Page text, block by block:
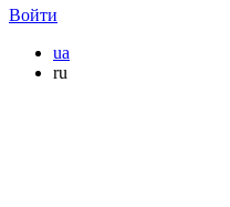
Войти
ua
ru